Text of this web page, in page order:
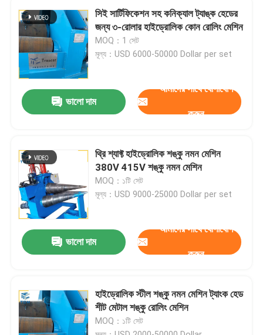
পণ্য
আমাদের সম্বন্ধে
কারখানা পরিদর্শন
আমাদের সাথে যোগাযোগ করুন
খবর
মামলা
একটি উদ্ধৃতি অনুরোধ
ট্যাংক পোলিশিং মেশিন
সিই সার্টিফিকেশন সহ কনিক্যাল ট্যাঙ্ক হেডের
জন্য ৩-রোলার হাইড্রোলিক কোন রোলিং মেশিন
MOQ：1 সেট
মূল্য：USD 6000-50000 Dollar per set
ভালো দাম
আমাদের সাথে যোগাযোগ
করুন
থ্রি শ্যাফ্ট হাইড্রোলিক শঙ্কু নমন মেশিন
380V 415V শঙ্কু নমন মেশিন
MOQ：১টি সেট
মূল্য：USD 9000-25000 Dollar per set
ভালো দাম
আমাদের সাথে যোগাযোগ
করুন
হাইড্রোলিক স্টীল শঙ্কু নমন মেশিন ট্যাংক হেড
শীট মেটাল শঙ্কু রোলিং মেশিন
MOQ：১টি সেট